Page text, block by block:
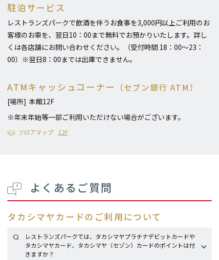
駐泊サービス
レストランズパークで飲酒を伴うお食事を3,000円以上ご利用のお
客様のお車を、翌日10：00まで無料でお預かりいたします。詳し
くは各店舗にお問い合わせください。（受付時間 18：00～23：
00）※翌日8：00までは出庫できません。
ATMキャッシュコーナー （セブン銀行 ATM）
[場所] 本館12F
※年末年始等一部ご利用いただけない場合がございます。
フロアマップ 12F
よくあるご質問
タカシマヤカードのご利用について
レストランズパークでは、タカシマヤプラチナデビットカードや
タカシマヤカード、タカシマヤ（セゾン）カードのポイントは付
きますか？